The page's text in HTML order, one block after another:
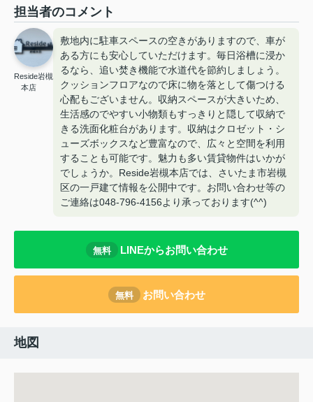
担当者のコメント
Reside岩槻
本店
敷地内に駐車スペースの空きがありますので、車が
ある方にも安心していただけます。毎日浴槽に浸か
るなら、追い焚き機能で水道代を節約しましょう。
クッションフロアなので床に物を落として傷つける
心配もございません。収納スペースが大きいため、
生活感のでやすい小物類もすっきりと隠して収納で
きる洗面化粧台があります。収納はクロゼット・シ
ューズボックスなど豊富なので、広々と空間を利用
することも可能です。魅力も多い賃貸物件はいかが
でしょうか。Reside岩槻本店では、さいたま市岩槻
区の一戸建て情報を公開中です。お問い合わせ等の
ご連絡は048-796-4156より承っております(^^)
無料 LINEからお問い合わせ
無料 お問い合わせ
地図